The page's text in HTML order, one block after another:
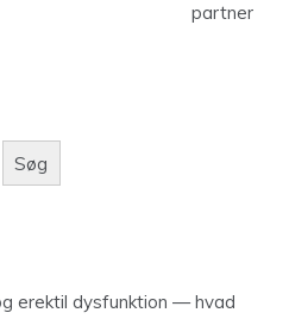
partner
Søg
erektil dysfunktion — hvad